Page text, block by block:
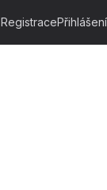
RegistracePřihlášení